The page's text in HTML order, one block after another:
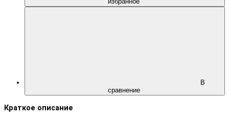
В
сравнение
Краткое описание